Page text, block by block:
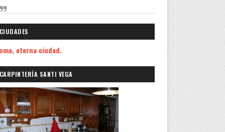
eterna ciudad.
SANTI VEGA